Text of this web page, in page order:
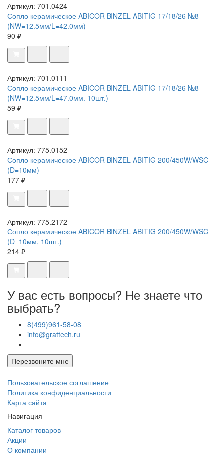
Артикул: 701.0424
Сопло керамическое ABICOR BINZEL ABITIG 17/18/26 №8
(NW=12.5мм/L=42.0мм)
90 ₽
Артикул: 701.0111
Сопло керамическое ABICOR BINZEL ABITIG 17/18/26 №8
(NW=12.5мм/L=47.0мм. 10шт.)
59 ₽
Артикул: 775.0152
Сопло керамическое ABICOR BINZEL ABITIG 200/450W/WSC
(D=10мм)
177 ₽
Артикул: 775.2172
Сопло керамическое ABICOR BINZEL ABITIG 200/450W/WSC
(D=10мм, 10шт.)
214 ₽
У вас есть вопросы? Не знаете что
выбрать?
8(499)961-58-08
info@grattech.ru
Перезвоните мне
Пользовательское соглашение
Политика конфиденциальности
Карта сайта
Навигация
Каталог товаров
Акции
О компании